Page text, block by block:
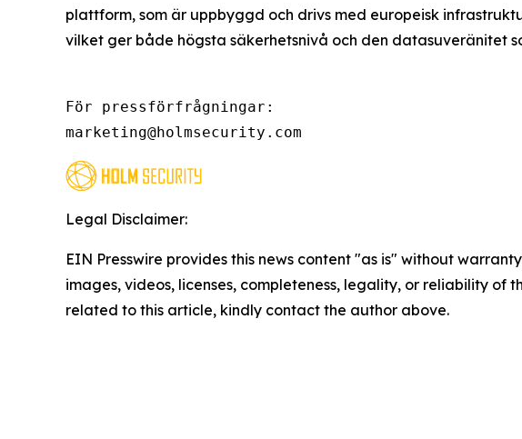
plattform, som är uppbyggd och drivs med europeisk
vilket ger både högsta säkerhetsnivå och den datasuveränitet
För pressförfrågningar:
marketing@holmsecurity.com
Legal Disclaimer:
EIN Presswire provides this news content "as is" without
images, videos, licenses, completeness, legality, or reliability
related to this article, kindly contact the author above.